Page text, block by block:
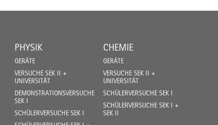
PHYSIK
GERÄTE
VERSUCHE SEK II +
UNIVERSITÄT
DEMONSTRATIONSVERSUCHE
SEK I
SCHÜLERVERSUCHE SEK I
CHEMIE
GERÄTE
VERSUCHE SEK II +
UNIVERSITÄT
SCHÜLERVERSUCHE SEK I
SCHÜLERVERSUCHE SEK I +
SEK II